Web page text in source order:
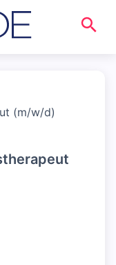
(m/w/d)